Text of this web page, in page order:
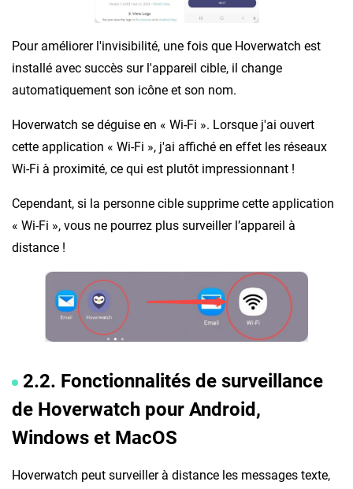
Pour améliorer l'invisibilité, une fois que Hoverwatch est
installé avec succès sur l'appareil cible, il change
automatiquement son icône et son nom.
Hoverwatch se déguise en « Wi-Fi ». Lorsque j'ai ouvert
cette application « Wi-Fi », j'ai affiché en effet les réseaux
Wi-Fi à proximité, ce qui est plutôt impressionnant !
Cependant, si la personne cible supprime cette application
« Wi-Fi », vous ne pourrez plus surveiller l’appareil à
distance !
2.2. Fonctionnalités de surveillance
de Hoverwatch pour Android,
Windows et MacOS
Hoverwatch peut surveiller à distance les messages texte,